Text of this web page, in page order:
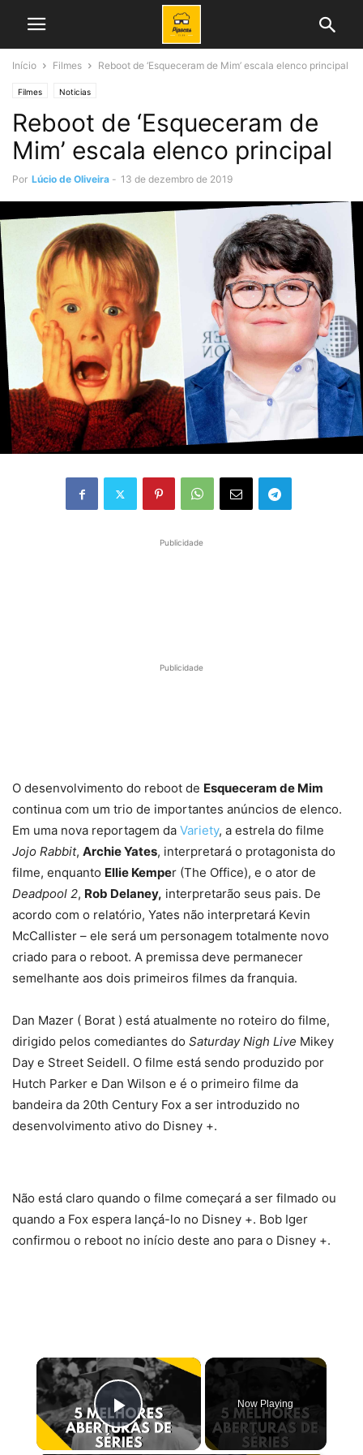
Início Filmes Reboot de ‘Esqueceram de Mim’ escala elenco principal
Filmes Noticias
Reboot de ‘Esqueceram de
Mim’ escala elenco principal
Por Lúcio de Oliveira - 13 de dezembro de 2019
Publicidade
Publicidade
O desenvolvimento do reboot de Esqueceram de Mim
continua com um trio de importantes anúncios de elenco.
Em uma nova reportagem da Variety, a estrela do filme
Jojo Rabbit, Archie Yates, interpretará o protagonista do
filme, enquanto Ellie Kemper (The Office), e o ator de
Deadpool 2, Rob Delaney, interpretarão seus pais. De
acordo com o relatório, Yates não interpretará Kevin
McCallister – ele será um personagem totalmente novo
criado para o reboot. A premissa deve permanecer
semelhante aos dois primeiros filmes da franquia.
Dan Mazer ( Borat ) está atualmente no roteiro do filme,
dirigido pelos comediantes do Saturday Nigh Live Mikey
Day e Street Seidell. O filme está sendo produzido por
Hutch Parker e Dan Wilson e é o primeiro filme da
bandeira da 20th Century Fox a ser introduzido no
desenvolvimento ativo do Disney +.
Não está claro quando o filme começará a ser filmado ou
quando a Fox espera lançá-lo no Disney +. Bob Iger
confirmou o reboot no início deste ano para o Disney +.
×
Play Video
Now Playing